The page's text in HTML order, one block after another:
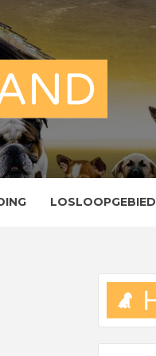
LOSLOOPGEBIED